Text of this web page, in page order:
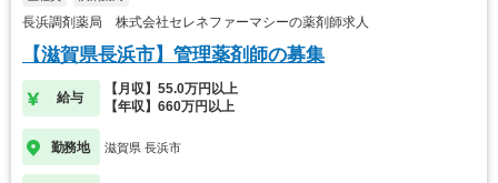
長浜調剤薬局 株式会社セレネファーマシーの薬剤師求人
【滋賀県長浜市】管理薬剤師の募集
給与
【月収】55.0万円以上
【年収】660万円以上
勤務地 滋賀県 長浜市